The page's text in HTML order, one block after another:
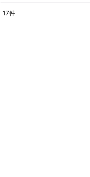
17件